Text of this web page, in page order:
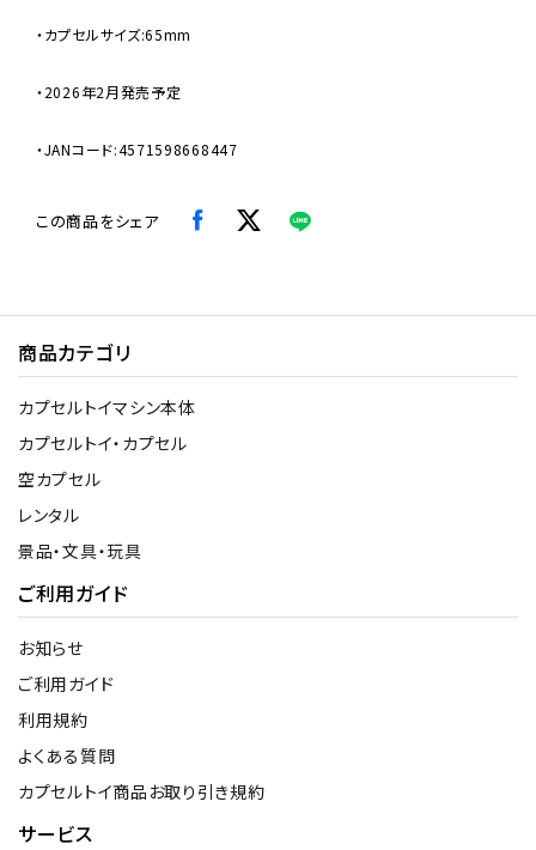
・カプセルサイズ:65mm
・2026年2月発売予定
・JANコード:4571598668447
この商品をシェア
商品カテゴリ
カプセルトイマシン本体
カプセルトイ・カプセル
空カプセル
レンタル
景品・文具・玩具
ご利用ガイド
お知らせ
ご利用ガイド
利用規約
よくある質問
カプセルトイ商品お取り引き規約
サービス